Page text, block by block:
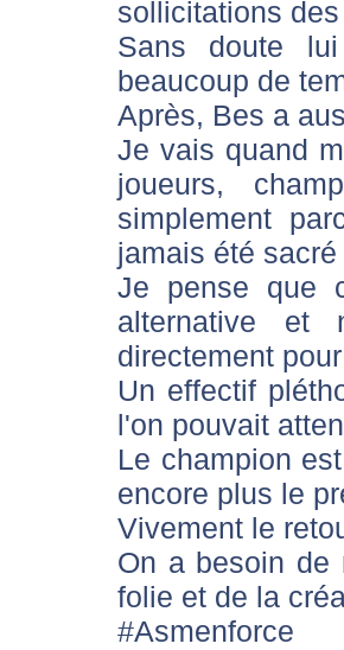
sollicitations
Sans doute
beaucoup de
Après, Bes a
Je vais quand
joueurs,
simplement
jamais été
Je pense que
alternative et
directement
Un effectif
l'on pouvait
Le champion
encore plus le
Vivement le
On a besoin de
folie et de la
#Asmenforce